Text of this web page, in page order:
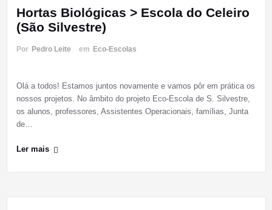
Hortas Biológicas > Escola do Celeiro
(São Silvestre)
Por Pedro Leite em Eco-Escolas
Olá a todos! Estamos juntos novamente e vamos pôr em prática os
nossos projetos. No âmbito do projeto Eco-Escola de S. Silvestre,
os alunos, professores, Assistentes Operacionais, famílias, Junta
de…
Ler mais